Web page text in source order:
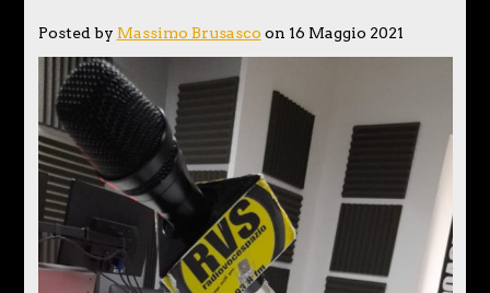
Posted by Massimo Brusasco on 16 Maggio 2021